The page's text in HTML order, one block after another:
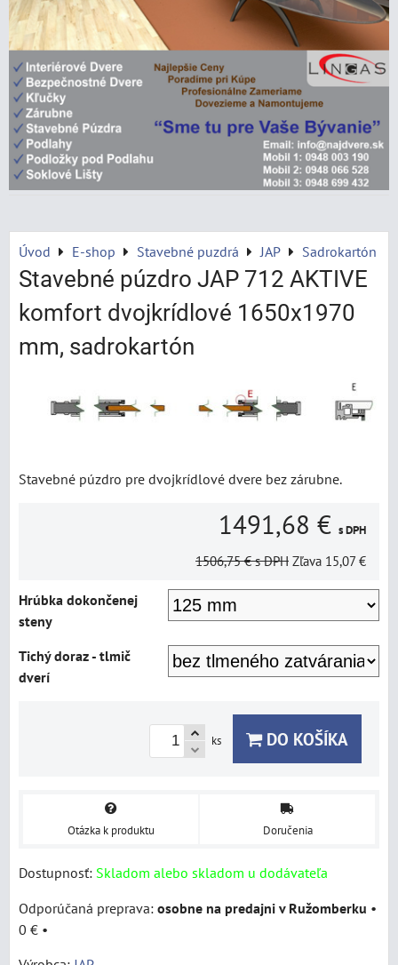
Úvod E-shop Stavebné puzdrá JAP Sadrokartón
Stavebné púzdro JAP 712 AKTIVE
komfort dvojkrídlové 1650x1970
mm, sadrokartón
Stavebné púzdro pre dvojkrídlové dvere bez zárubne.
1491,68 € s DPH
1506,75 € s DPH Zľava 15,07 €
Hrúbka dokončenej
steny
Tichý doraz - tlmič
dverí
ks DO KOŠÍKA
Otázka k produktu Doručenia
Dostupnosť: Skladom alebo skladom u dodávateľa
osobne na predajni v Ružomberku •
0 € •